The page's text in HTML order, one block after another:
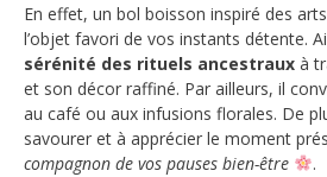
En effet, un bol boisson inspiré des
l’objet favori de vos instants détente.
sérénité des rituels ancestraux à
et son décor raffiné. Par ailleurs, il
au café ou aux infusions florales. De
savourer et à apprécier le moment
compagnon de vos pauses bien-être
.